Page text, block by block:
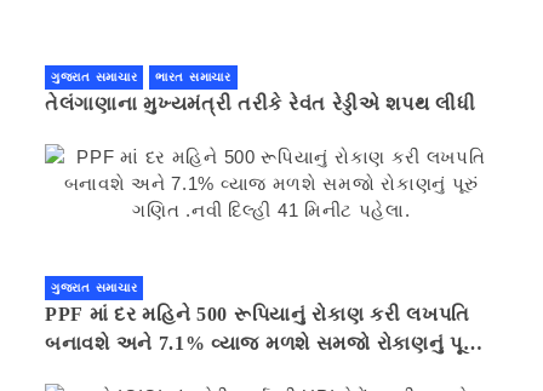
ગુજરાત સમાચાર ભારત સમાચાર
તેલંગાણાના મુખ્યમંત્રી તરીકે રેવંત રેડ્ડીએ શપથ લીધી
ગુજરાત સમાચાર
PPF માં દર મહિને 500 રૂપિયાનું રોકાણ કરી લખપતિ
બનાવશે અને 7.1% વ્યાજ મળશે સમજો રોકાણનું પૂરું